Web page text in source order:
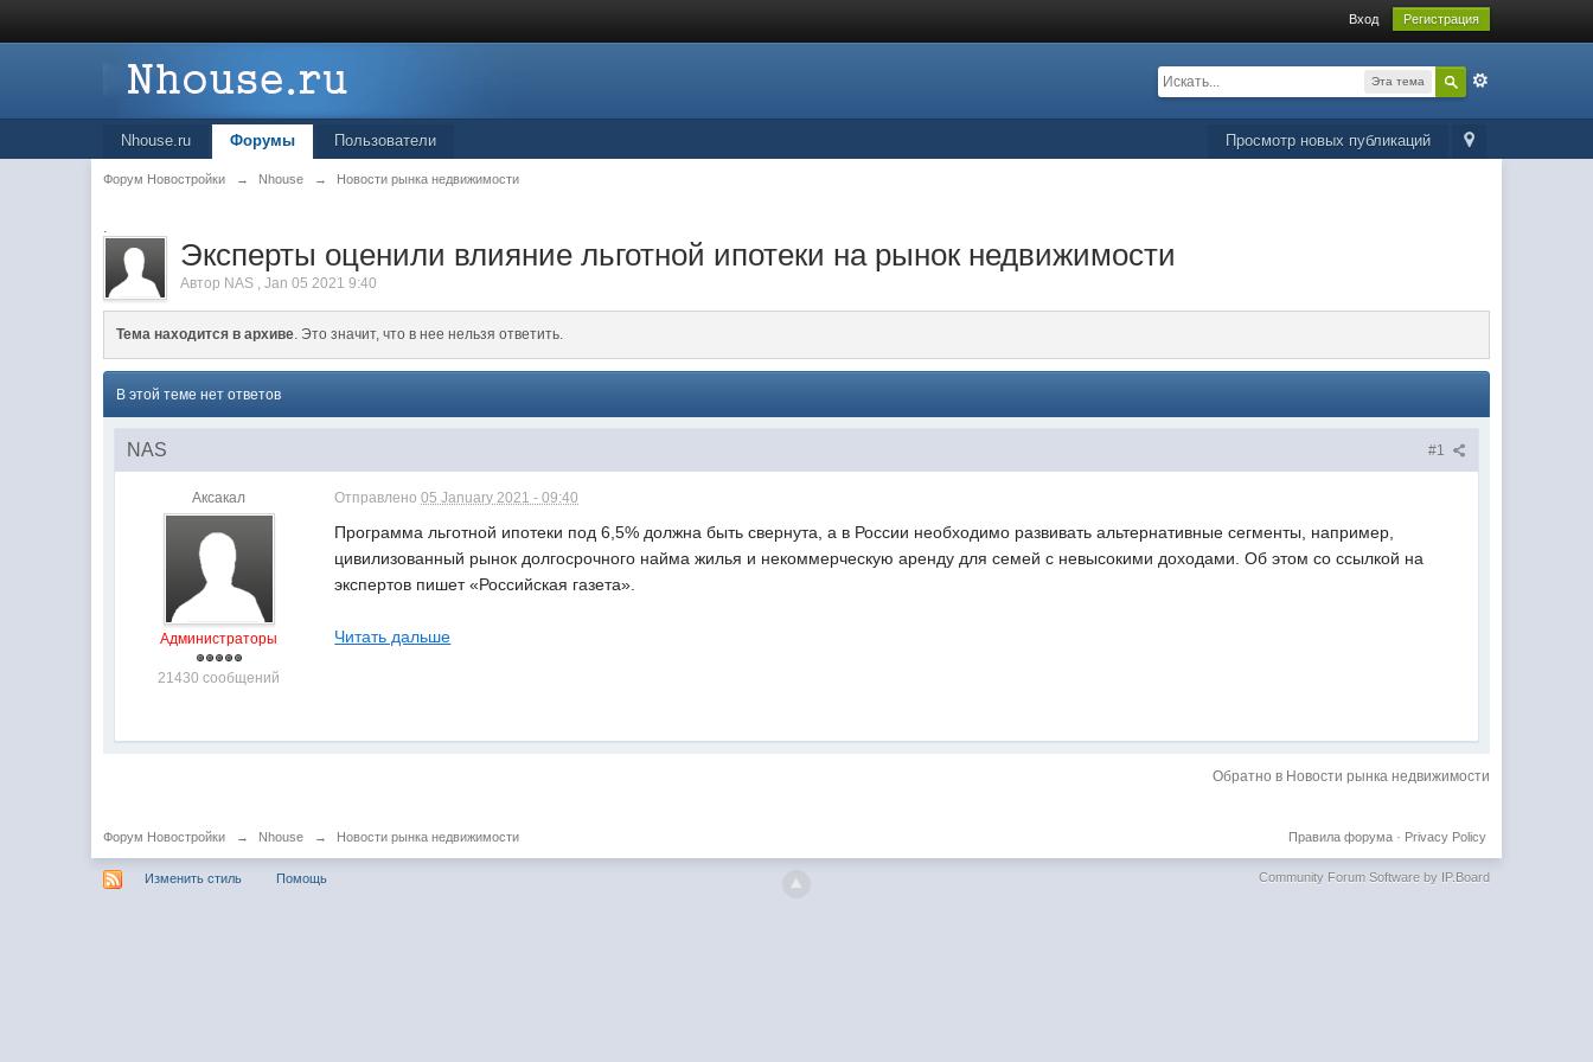
Вход Регистрация
Эта тема
Просмотр новых публикаций
Nhouse.ru Форумы Пользователи
Форум Новостройки → Nhouse → Новости рынка недвижимости
.
Эксперты оценили влияние льготной ипотеки на рынок недвижимости
Автор NAS ,Jan 05 2021 9:40
Тема находится в архиве. Это значит, что в нее нельзя ответить.
В этой теме нет ответов
#1
NAS
Аксакал
Администраторы
21430 сообщений
Отправлено05 January 2021 - 09:40
Программа льготной ипотеки под 6,5% должна быть свернута, а в России необходимо развивать альтернативные сегменты, например,
цивилизованный рынок долгосрочного найма жилья и некоммерческую аренду для семей с невысокими доходами. Об этом со ссылкой на
экспертов пишет «Российская газета».
Читать дальше
Обратно в Новости рынка недвижимости
Форум Новостройки → Nhouse → Новости рынка недвижимости Privacy Policy
Правила форума·
Изменить стиль Помощь Community Forum Software by IP.Board